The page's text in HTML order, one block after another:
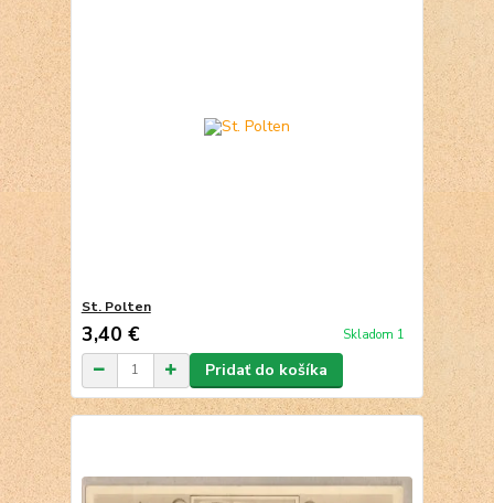
St. Polten
3,40 € Skladom 1
Pridať do košíka